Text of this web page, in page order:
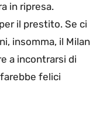
in ripresa.
il prestito. Se ci
insomma, il Milan
a incontrarsi di
felici